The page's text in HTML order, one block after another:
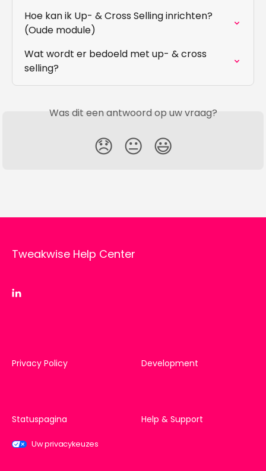
Hoe kan ik Up- & Cross Selling inrichten?
(Oude module)
Wat wordt er bedoeld met up- & cross
selling?
Was dit een antwoord op uw vraag?
😞 😐 😃
Tweakwise Help Center
Privacy Policy Development
Statuspagina Help & Support
Uw privacykeuzes